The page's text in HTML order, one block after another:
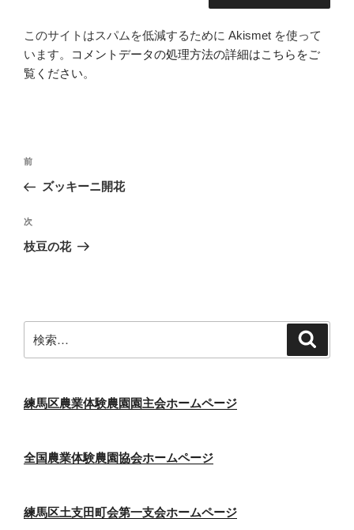
このサイトはスパムを低減するために Akismet を使って
います。
コメントデータの処理方法の詳細はこちらをご
覧ください。
投
ナ
ビ
ゲ
ン
前
の
稿
前
ズッキーニ開花
次
の
次
枝豆の花
索:
練馬区農業体験農園園主会ホームページ
全国農業体験農園協会ホームページ
練馬区土支田町会第一支会ホームページ